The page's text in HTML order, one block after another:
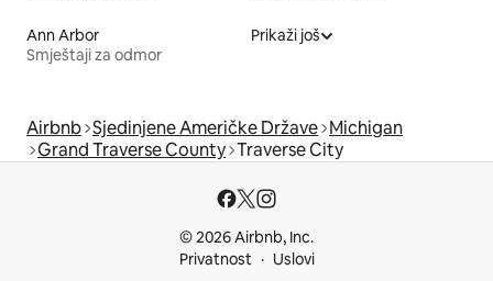
Ann Arbor
Smještaji za odmor
Prikaži još
Airbnb Sjedinjene Američke Države Michigan
Grand Traverse County Traverse City
© 2026 Airbnb, Inc.
Privatnost
Uslovi